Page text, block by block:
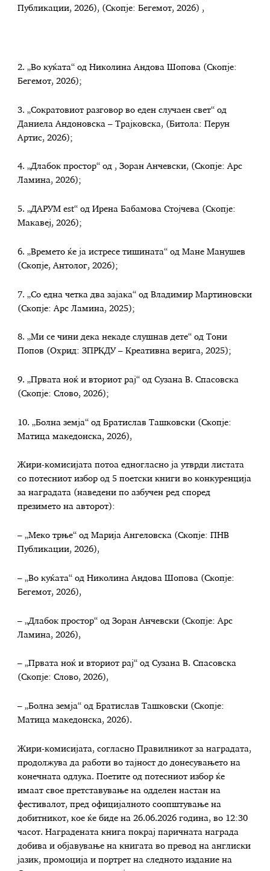
Публикации, 2026), (Скопје: Бегемот, 2026) ,
2. „Во куќата“ од Николина Андова Шопова (Скопје:
Бегемот, 2026);
3. „Сократовиот разговор во еден случаен свет“ од
Даниела Андоновска – Трајковска, (Битола: Перун
Артис, 2026);
4. „Длабок простор“ од , Зоран Анчевски, (Скопје: Арс
Ламина, 2026);
5. „ДАРУМ est“ од Ирена Бабамова Стојчева (Скопје:
Макавеј, 2026);
6. „Времето ќе ја истресе тишината“ од Мане Манушев
(Скопје, Антолог, 2026);
7. „Со една четка два зајака“ од Владимир Мартиновски
(Скопје: Арс Ламина, 2025);
8. „Ми се чини дека некаде слушнав дете“ од Тони
Попов (Охрид: ЗПРКДУ – Креативна верига, 2025);
9. „Првата ноќ и вториот рај“ од Сузана В. Спасовска
(Скопје: Слово, 2026);
10. „Болна земја“ од Братислав Ташковски (Скопје:
Матица македонска, 2026),
Жири-комисијата потоа едногласно ја утврди листата
со потесниот избор од 5 поетски книги во конкуренција
за наградата (наведени по азбучен ред според
презимето на авторот):
– „Меко трње“ од Марија Ангеловска (Скопје: ПНВ
Публикации, 2026),
– „Во куќата“ од Николина Андова Шопова (Скопје:
Бегемот, 2026),
– „Длабок простор“ од Зоран Анчевски (Скопје: Арс
Ламина, 2026),
– „Првата ноќ и вториот рај“ од Сузана В. Спасовска
(Скопје: Слово, 2026),
– „Болна земја“ од Братислав Ташковски (Скопје:
Матица македонска, 2026).
Жири-комисијата, согласно Правилникот за наградата,
продолжува да работи во тајност до донесувањето на
конечната одлука. Поетите од потесниот избор ќе
имаат свое претставување на одделен настан на
фестивалот, пред официјалното соопштување на
добитникот, кое ќе биде на 26.06.2026 година, во 12:30
часот. Наградената книга покрај паричната награда
добива и објавување на книгата во превод на англиски
јазик, промоција и портрет на следното издание на